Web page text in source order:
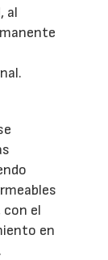
al
con el
en